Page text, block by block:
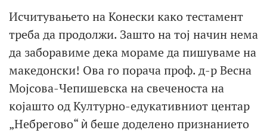
Исчитувањето на Конески како тестамент
треба да продолжи. Зашто на тој начин нема
да заборавиме дека мораме да пишуваме на
македонски! Ова го порача проф. д-р Весна
Мојсова-Чепишевска на свеченоста на
којашто од Културно-едукативниот центар
„Небрегово“ ѝ беше доделено признанието